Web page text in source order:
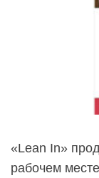
«Lean In»
рабочем